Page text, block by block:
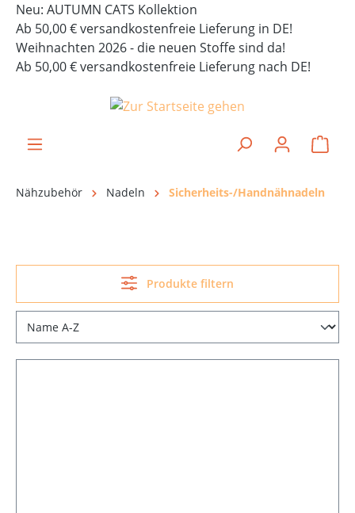
springen
Neu: AUTUMN CATS Kollektion
Ab 50,00 € versandkostenfreie Lieferung in DE!
Weihnachten 2026 - die neuen Stoffe sind da!
Ab 50,00 € versandkostenfreie Lieferung nach DE!
Nähzubehör Nadeln Sicherheits-/Handnähnadeln
Produkte filtern